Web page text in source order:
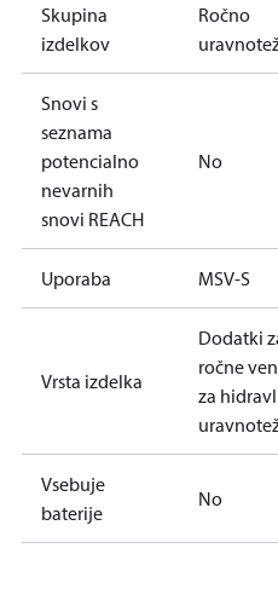
Skupina
izdelkov
Ročno
Snovi s
seznama
potencialno
nevarnih
snovi REACH
No
Uporaba MSV-S
Vrsta izdelka
Dodatki
ročne
za
Vsebuje
baterije
No